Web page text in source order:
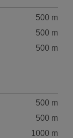
500 m
500 m
500 m
500 m
500 m
1000 m